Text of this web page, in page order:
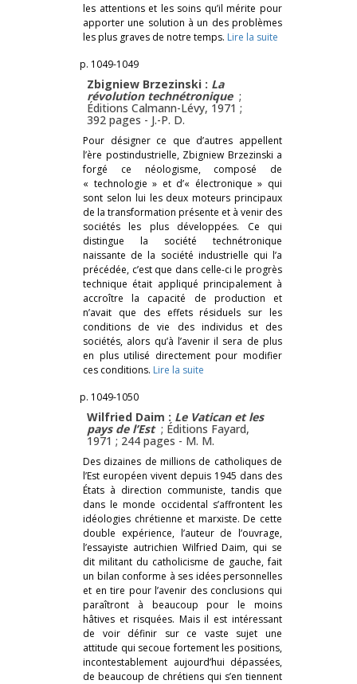
les attentions et les soins qu’il mérite pour
apporter une solution à un des problèmes
les plus graves de notre temps. Lire la suite
p. 1049-1049
Zbigniew Brzezinski : La
révolution technétronique ;
Éditions Calmann-Lévy, 1971 ;
392 pages - J.-P. D.
Pour désigner ce que d’autres appellent
l’ère postindustrielle, Zbigniew Brzezinski a
forgé ce néologisme, composé de
« technologie » et d’« électronique » qui
sont selon lui les deux moteurs principaux
de la transformation présente et à venir des
sociétés les plus développées. Ce qui
distingue la société technétronique
naissante de la société industrielle qui l’a
précédée, c’est que dans celle-ci le progrès
technique était appliqué principalement à
accroître la capacité de production et
n’avait que des effets résiduels sur les
conditions de vie des individus et des
sociétés, alors qu’à l’avenir il sera de plus
en plus utilisé directement pour modifier
ces conditions. Lire la suite
p. 1049-1050
Wilfried Daim : Le Vatican et les
pays de l’Est ; Éditions Fayard,
1971 ; 244 pages - M. M.
Des dizaines de millions de catholiques de
l’Est européen vivent depuis 1945 dans des
États à direction communiste, tandis que
dans le monde occidental s’affrontent les
idéologies chrétienne et marxiste. De cette
double expérience, l’auteur de l’ouvrage,
l’essayiste autrichien Wilfried Daim, qui se
dit militant du catholicisme de gauche, fait
un bilan conforme à ses idées personnelles
et en tire pour l’avenir des conclusions qui
paraîtront à beaucoup pour le moins
hâtives et risquées. Mais il est intéressant
de voir définir sur ce vaste sujet une
attitude qui secoue fortement les positions,
incontestablement aujourd’hui dépassées,
de beaucoup de chrétiens qui s’en tiennent